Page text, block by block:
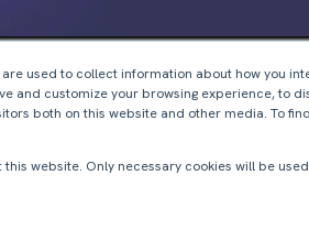
used to collect information about how you
and customize your browsing experience, to
both on this website and other media. To
website. Only necessary cookies will be
业道路
关于我们
公司概况
我们的工作
全球分支